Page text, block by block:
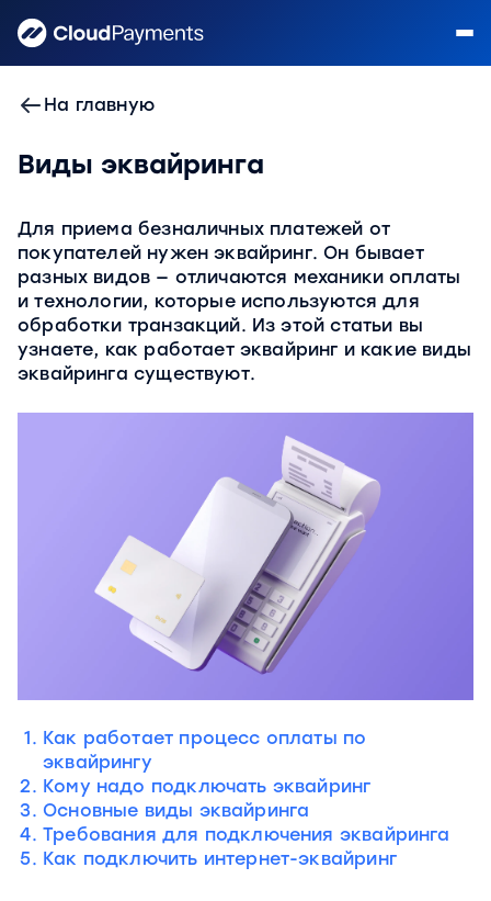
На главную
Виды эквайринга
Для приема безналичных платежей от
покупателей нужен эквайринг. Он бывает
разных видов — отличаются механики оплаты
и технологии, которые используются для
обработки транзакций. Из этой статьи вы
узнаете, как работает эквайринг и какие виды
эквайринга существуют.
Как работает процесс оплаты по
эквайрингу
Кому надо подключать эквайринг
Основные виды эквайринга
Требования для подключения эквайринга
Как подключить интернет-эквайринг